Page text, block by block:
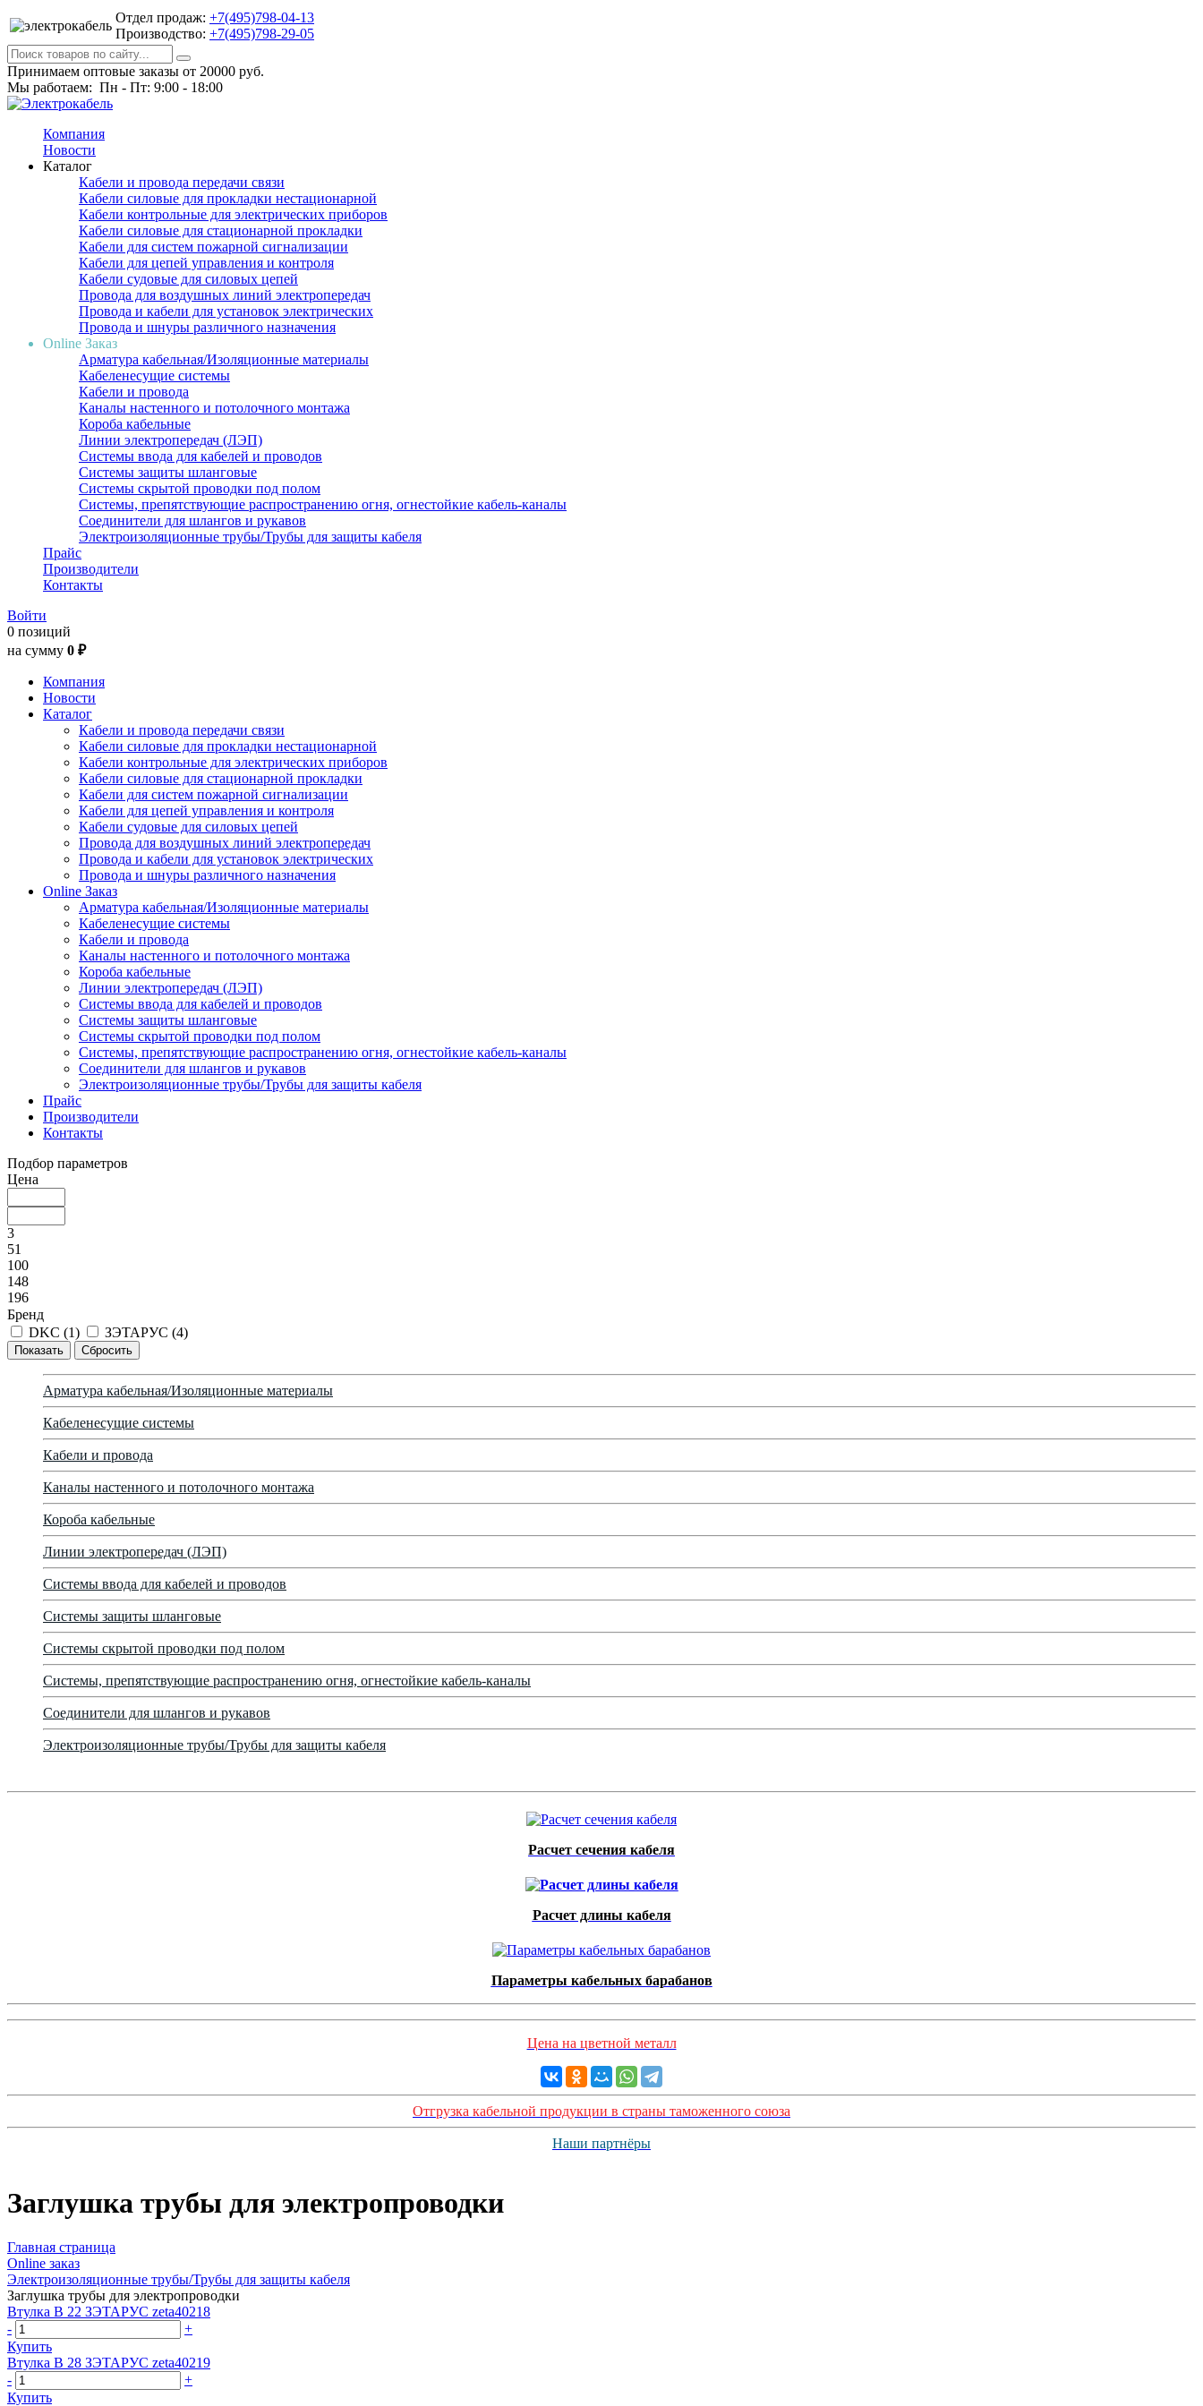
Отдел продаж: +7(495)798-04-13
Производство: +7(495)798-29-05
Принимаем оптовые заказы от 20000 руб.
Мы работаем: Пн - Пт: 9:00 - 18:00
Компания
Новости
Каталог
Кабели и провода передачи связи
Кабели силовые для прокладки нестационарной
Кабели контрольные для электрических приборов
Кабели силовые для стационарной прокладки
Кабели для систем пожарной сигнализации
Кабели для цепей управления и контроля
Кабели судовые для силовых цепей
Провода для воздушных линий электропередач
Провода и кабели для установок электрических
Провода и шнуры различного назначения
Online Заказ
Арматура кабельная/Изоляционные материалы
Кабеленесущие системы
Кабели и провода
Каналы настенного и потолочного монтажа
Короба кабельные
Линии электропередач (ЛЭП)
Системы ввода для кабелей и проводов
Системы защиты шланговые
Системы скрытой проводки под полом
Системы, препятствующие распространению огня, огнестойкие кабель-каналы
Соединители для шлангов и рукавов
Электроизоляционные трубы/Трубы для защиты кабеля
Прайс
Производители
Контакты
Войти
0 позиций
на сумму 0 ₽
Компания
Новости
Каталог
Кабели и провода передачи связи
Кабели силовые для прокладки нестационарной
Кабели контрольные для электрических приборов
Кабели силовые для стационарной прокладки
Кабели для систем пожарной сигнализации
Кабели для цепей управления и контроля
Кабели судовые для силовых цепей
Провода для воздушных линий электропередач
Провода и кабели для установок электрических
Провода и шнуры различного назначения
Online Заказ
Арматура кабельная/Изоляционные материалы
Кабеленесущие системы
Кабели и провода
Каналы настенного и потолочного монтажа
Короба кабельные
Линии электропередач (ЛЭП)
Системы ввода для кабелей и проводов
Системы защиты шланговые
Системы скрытой проводки под полом
Системы, препятствующие распространению огня, огнестойкие кабель-каналы
Соединители для шлангов и рукавов
Электроизоляционные трубы/Трубы для защиты кабеля
Прайс
Производители
Контакты
Подбор параметров
Цена
3
51
100
148
196
Бренд
DKC (1) ЗЭТАРУС (4)
Арматура кабельная/Изоляционные материалы
Кабеленесущие системы
Кабели и провода
Каналы настенного и потолочного монтажа
Короба кабельные
Линии электропередач (ЛЭП)
Системы ввода для кабелей и проводов
Системы защиты шланговые
Системы скрытой проводки под полом
Системы, препятствующие распространению огня, огнестойкие кабель-каналы
Соединители для шлангов и рукавов
Электроизоляционные трубы/Трубы для защиты кабеля
Расчет сечения кабеля
Расчет длины кабеля
Параметры кабельных барабанов
Цена на цветной металл
Отгрузка кабельной продукции в страны таможенного союза
Наши партнёры
Заглушка трубы для электропроводки
Главная страница
Оnline заказ
Электроизоляционные трубы/Трубы для защиты кабеля
Заглушка трубы для электропроводки
Втулка В 22 ЗЭТАРУС zeta40218
-
+
Купить
Втулка В 28 ЗЭТАРУС zeta40219
-
+
Купить